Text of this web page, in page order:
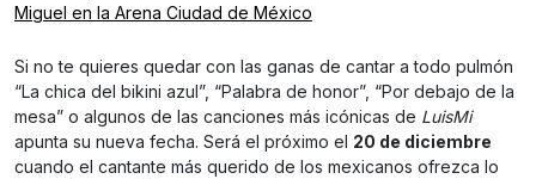
Miguel en la Arena Ciudad de México
Si no te quieres quedar con las ganas de cantar a todo pulmón
“La chica del bikini azul”, “Palabra de honor”, “Por debajo de la
mesa” o algunos de las canciones más icónicas de LuisMi
apunta su nueva fecha. Será el próximo el 20 de diciembre
cuando el cantante más querido de los mexicanos ofrezca lo